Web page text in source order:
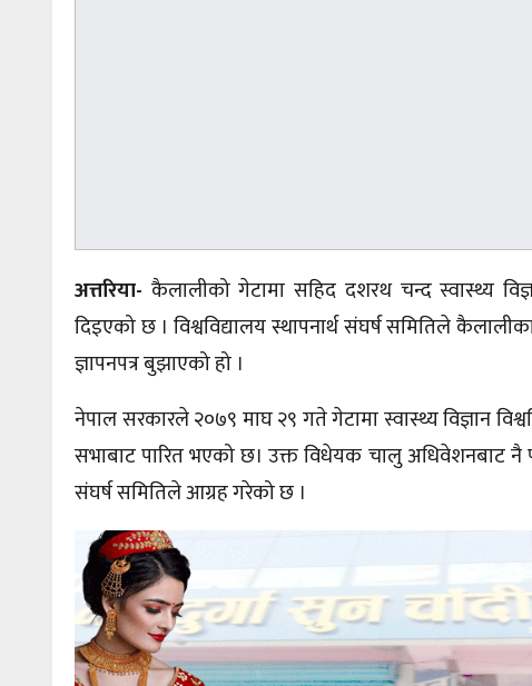
अत्तरिया- कैलालीको गेटामा सहिद दशरथ चन्द स्वास्थ्य
दिइएको छ । विश्वविद्यालय स्थापनार्थसंघर्षसमितिले कैलालीका
ज्ञापनपत्र बुझाएको हो ।
नेपाल सरकारले २०७९ माघ २९ गते गेटामा स्वास्थ्य विज्ञान
सभाबाट पारित भएको छ। उक्त विधेयक चालु अधिवेशनबाट नै
संघर्षसमितिले आग्रह गरेको छ ।